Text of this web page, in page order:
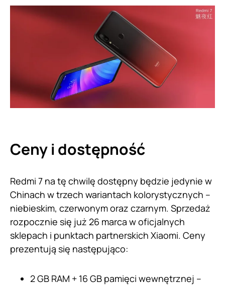
Ceny i dostępność
Redmi 7 na tę chwilę dostępny będzie jedynie w
Chinach w trzech wariantach kolorystycznych –
niebieskim, czerwonym oraz czarnym. Sprzedaż
rozpocznie się już 26 marca w oficjalnych
sklepach i punktach partnerskich Xiaomi. Ceny
prezentują się następująco:
2 GB RAM + 16 GB pamięci wewnętrznej –